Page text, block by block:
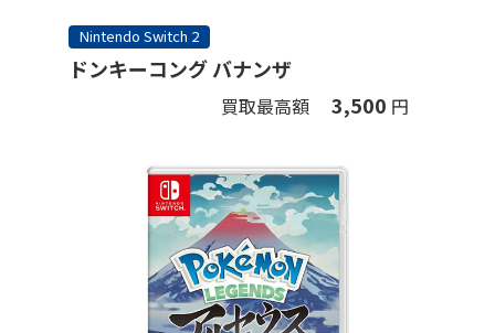
Nintendo Switch 2
ドンキーコング バナンザ
買取最高額 3,500 円